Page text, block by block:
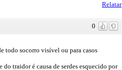
Relatar
0
todo socorro visível ou para casos
traidor é causa de serdes esquecido por